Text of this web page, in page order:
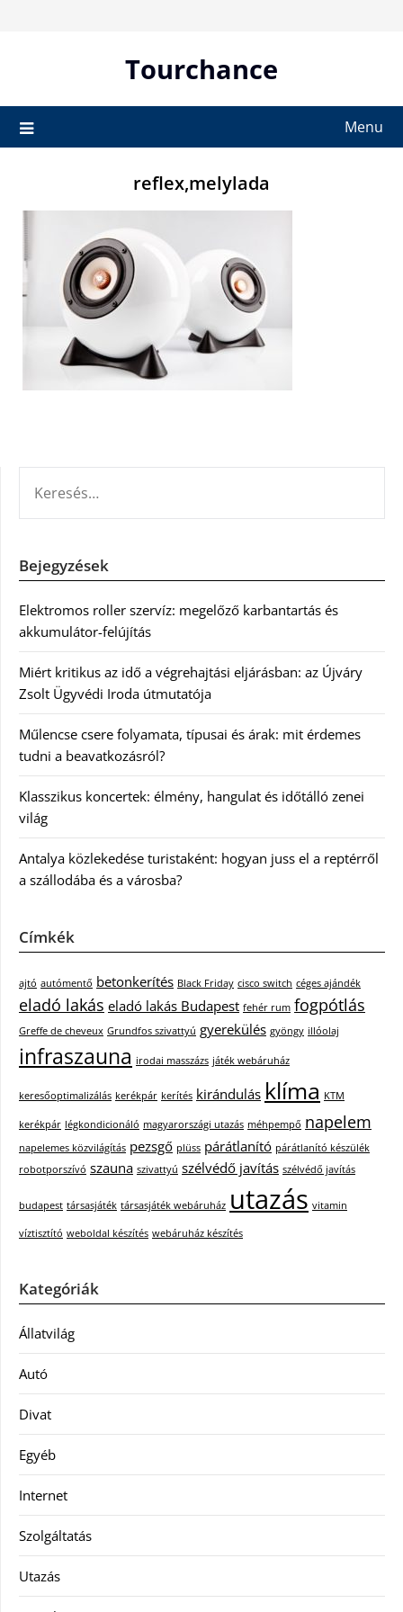
Tourchance
Menu
reflex,melylada
Bejegyzések
Elektromos roller szervíz: megelőző karbantartás és
akkumulátor-felújítás
Miért kritikus az idő a végrehajtási eljárásban: az Újváry
Zsolt Ügyvédi Iroda útmutatója
Műlencse csere folyamata, típusai és árak: mit érdemes
tudni a beavatkozásról?
Klasszikus koncertek: élmény, hangulat és időtálló zenei
világ
Antalya közlekedése turistaként: hogyan juss el a reptérről
a szállodába és a városba?
Címkék
ajtó autómentő betonkerítés Black Friday cisco switch céges ajándék
eladó lakás eladó lakás Budapest fehér rum fogpótlás
Greffe de cheveux Grundfos szivattyú gyerekülés gyöngy illóolaj
infraszauna irodai masszázs játék webáruház
keresőoptimalizálás kerékpár kerítés kirándulás klíma KTM
kerékpár légkondicionáló magyarországi utazás méhpempő napelem
napelemes közvilágítás pezsgő plüss párátlanító párátlanító készülék
robotporszívó szauna szivattyú szélvédő javítás szélvédő javítás
budapest társasjáték társasjáték webáruház utazás vitamin
víztisztító weboldal készítés webáruház készítés
Kategóriák
Állatvilág
Autó
Divat
Egyéb
Internet
Szolgáltatás
Utazás